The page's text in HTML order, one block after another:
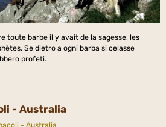
toute barbe il y avait de la sagesse, les
Se dietro a ogni barba si celasse
profeti.
- Australia